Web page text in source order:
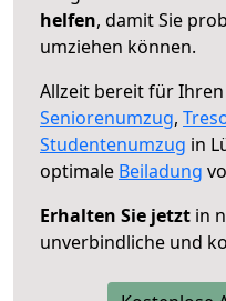
helfen, damit Sie
umziehen können.
Allzeit bereit für Ihren
Seniorenumzug,
Studentenumzug in
optimale Beiladung
Erhalten Sie jetzt in
unverbindliche und